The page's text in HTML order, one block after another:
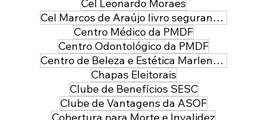
Cel Leonardo Moraes
Cel Marcos de Araújo livro segurança pública
Centro Médico da PMDF
Centro Odontológico da PMDF
Centro de Beleza e Estética Marlene Leal
Chapas Eleitorais
Clube de Benefícios SESC
Clube de Vantagens da ASOF
Cobertura para Morte e Invalidez